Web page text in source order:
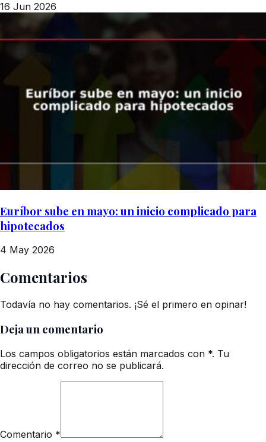
16 Jun 2026
Euríbor sube en mayo: un inicio complicado para
hipotecados
4 May 2026
Comentarios
Todavía no hay comentarios. ¡Sé el primero en opinar!
Deja un comentario
Los campos obligatorios están marcados con *. Tu
dirección de correo no se publicará.
Comentario *